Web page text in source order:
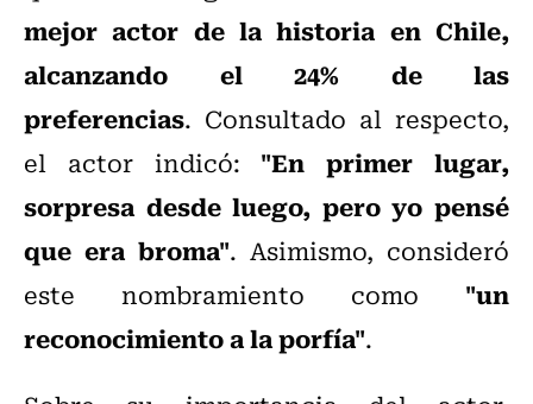
mejor actor de la historia en Chile,
alcanzando el 24% de las
preferencias. Consultado al respecto,
el actor indicó: "En primer lugar,
sorpresa desde luego, pero yo pensé
que era broma". Asimismo, consideró
este nombramiento como "un
reconocimiento a la porfía".